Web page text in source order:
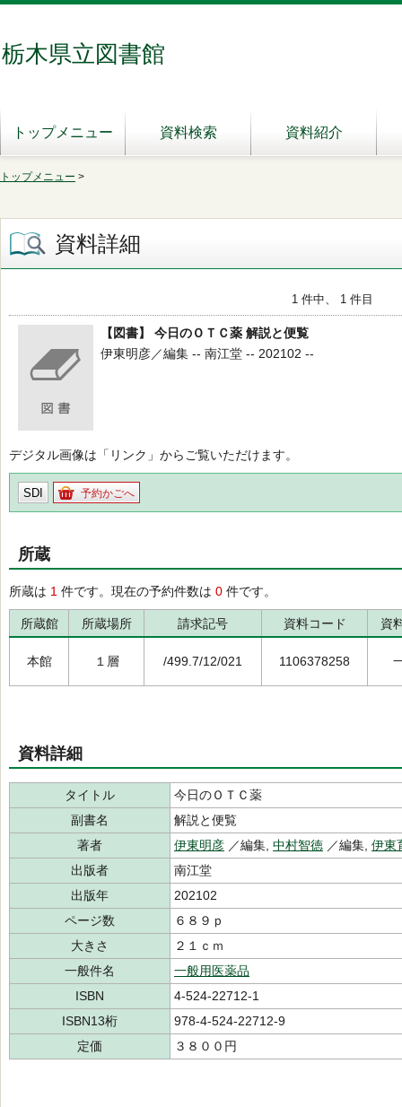
栃木県立図書館
トップメニュー 資料検索 資料紹介
トップメニュー >
資料詳細
1 件中、 1 件目
【図書】 今日のＯＴＣ薬 解説と便覧
伊東明彦／編集 -- 南江堂 -- 202102 --
デジタル画像は「リンク」からご覧いただけます。
SDI 予約かごへ
所蔵
所蔵は 1 件です。現在の予約件数は 0 件です。
所蔵館 所蔵場所 請求記号 資料コード 資
本館 １層 /499.7/12/021 1106378258
資料詳細
タイトル
今日のＯＴＣ薬
副書名
解説と便覧
著者
伊東明彦 ／編集, 中村智徳 ／編集, 伊東
出版者
南江堂
出版年
202102
ページ数
６８９ｐ
大きさ
２１ｃｍ
一般件名
一般用医薬品
ISBN
4-524-22712-1
ISBN13桁
978-4-524-22712-9
定価
３８００円